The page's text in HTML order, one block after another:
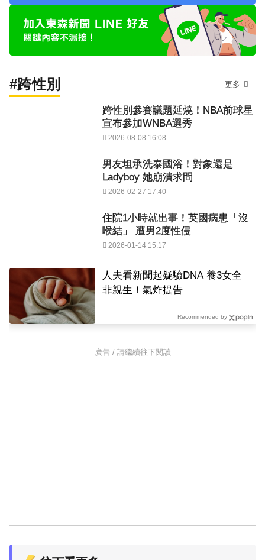
#跨性別 更多
跨性別參賽議題延燒！NBA前球星
宣布參加WNBA選秀
2026-08-08 16:08
男友坦承洗泰國浴！對象還是
Ladyboy 她崩潰求問
2026-02-27 17:40
住院1小時就出事！英國病患「沒
喉結」 遭男2度性侵
2026-01-14 15:17
人夫看新聞起疑驗DNA 養3女全
非親生！氣炸提告
Recommended by
廣告 / 請繼續往下閱讀